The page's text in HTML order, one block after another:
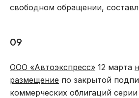
свободном обращении,
09
ООО «Автоэкспресс» 12 марта
размещение по закрытой
коммерческих облигаций